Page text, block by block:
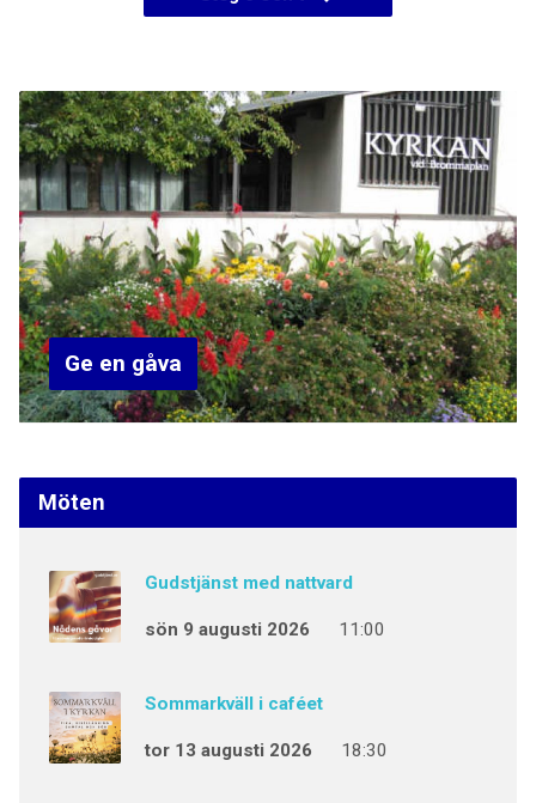
Ge en gåva
Möten
Gudstjänst med nattvard
sön 9 augusti 2026 11:00
Sommarkväll i caféet
tor 13 augusti 2026 18:30